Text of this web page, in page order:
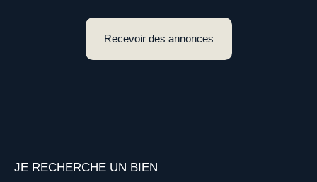
Recevoir des annonces
JE RECHERCHE UN BIEN